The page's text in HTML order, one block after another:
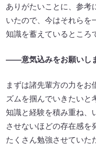
ありがたいことに、参考
いたので、今はそれらを
知識を蓄えているところ
――意気込みをお願いし
まずは諸先輩方の力をお
ズムを掴んでいきたいと
知識と経験を積み重ね、
させないほどの存在感を
たくさん勉強させていた